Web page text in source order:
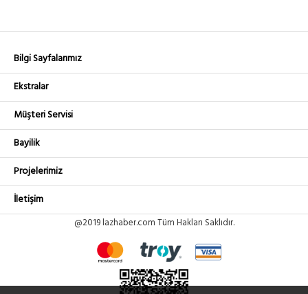
Bilgi Sayfalarımız
Ekstralar
Müşteri Servisi
Bayilik
Projelerimiz
İletişim
@2019 lazhaber.com Tüm Hakları Saklıdır.